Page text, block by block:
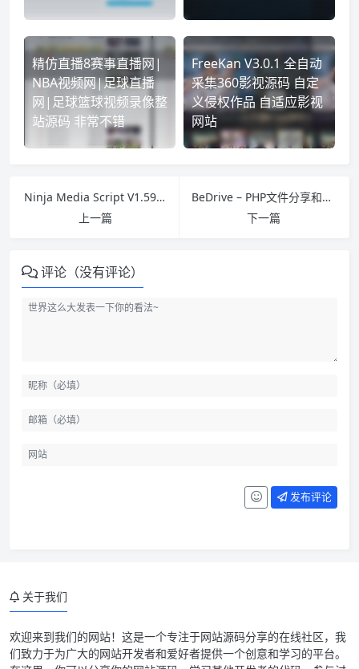
精仿直播8赛事直播网|
NBA视频网|足球直播
网|足球篮球视频录像整
站源码 非常不错
FreeKan V3.0.1 全自动
采集360影视源码 自定
义侵权作品 自适应影视
网站
Ninja Media Script V1.59 – 有趣的媒体分享程序更新版
上一篇
BeDrive – PHP文件分享和云存储源码破解版 v1.4
下一篇
评论（没有评论）
发布评论
关于我们
欢迎来到我们的网站！这是一个专注于网站源码分享的在线社区，我
们致力于为广大的网站开发者和爱好者提供一个创意和学习的平台。